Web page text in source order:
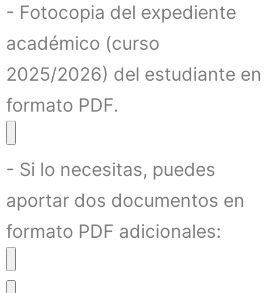
- Fotocopia del expediente
académico (curso
2025/2026) del estudiante en
formato PDF.
- Si lo necesitas, puedes
aportar dos documentos en
formato PDF adicionales: